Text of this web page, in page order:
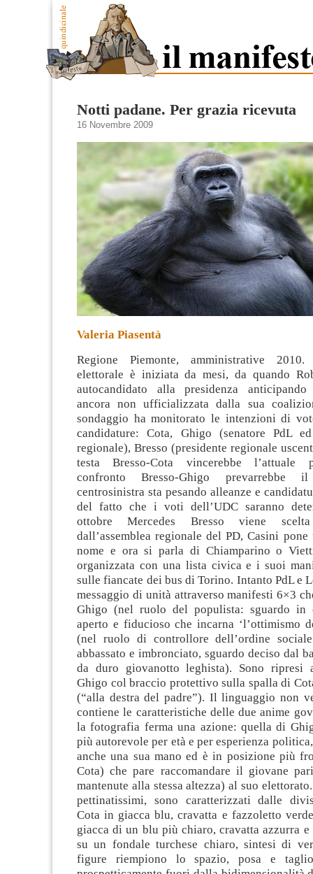
Notti padane. Per grazia ricevuta
16 Novembre 2009
Valeria Piasentà
Regione Piemonte, amministrative
elettorale è iniziata da mesi, da quando
autocandidato alla presidenza
ancora non ufficializzata dalla sua
sondaggio ha monitorato le intenzioni di
candidature: Cota, Ghigo (senatore PdL
regionale), Bresso (presidente regionale
testa Bresso-Cota vincerebbe l’attuale
confronto Bresso-Ghigo prevarrebbe
centrosinistra sta pesando alleanze e
del fatto che i voti dell’UDC saranno
ottobre Mercedes Bresso viene scelta
dall’assemblea regionale del PD, Casini
nome e ora si parla di Chiamparino o
organizzata con una lista civica e i suoi
sulle fiancate dei bus di Torino. Intanto PdL e
messaggio di unità attraverso manifesti 6×3
Ghigo (nel ruolo del populista: sguardo in
aperto e fiducioso che incarna ‘l’ottimismo
(nel ruolo di controllore dell’ordine
abbassato e imbronciato, sguardo deciso dal
da duro giovanotto leghista). Sono ripresi
Ghigo col braccio protettivo sulla spalla di
(“alla destra del padre”). Il linguaggio non
contiene le caratteristiche delle due anime
la fotografia ferma una azione: quella di
più autorevole per età e per esperienza
anche una sua mano ed è in posizione più
Cota) che pare raccomandare il giovane
mantenute alla stessa altezza) al suo
pettinatissimi, sono caratterizzati dalle
Cota in giacca blu, cravatta e fazzoletto
giacca di un blu più chiaro, cravatta azzurra e
su un fondale turchese chiaro, sintesi di
figure riempiono lo spazio, posa e